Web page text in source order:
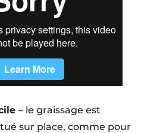
– le graissage est
sur place, comme pour